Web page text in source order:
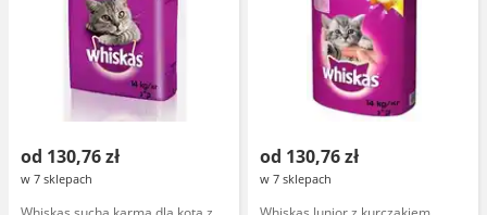
od 130,76 zł
w 7 sklepach
od 130,76 zł
w 7 sklepach